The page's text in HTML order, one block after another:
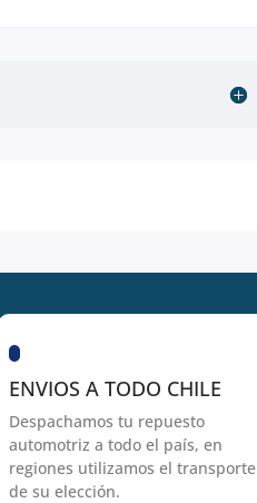
ENVIOS A TODO CHILE
Despachamos tu repuesto
automotriz a todo el país, en
regiones utilizamos el transporte
de su elección.